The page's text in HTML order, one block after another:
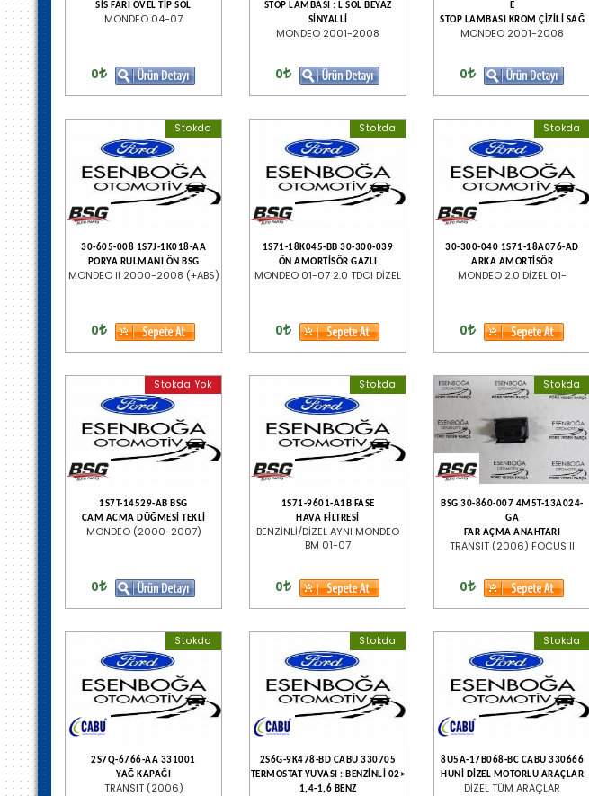
SİS FARI OVEL TİP SOL
MONDEO 04-07
0
STOP LAMBASI : L SOL BEYAZ
SİNYALLİ
MONDEO 2001-2008
0
E
STOP LAMBASI KROM ÇİZİLİ SAĞ
MONDEO 2001-2008
0
Stokda
30-605-008 1S7J-1K018-AA
PORYA RULMANI ÖN BSG
MONDEO II 2000-2008 (+ABS)
0
Stokda
1S71-18K045-BB 30-300-039
ÖN AMORTİSÖR GAZLI
MONDEO 01-07 2.0 TDCI DİZEL
0
Stokda
30-300-040 1S71-18A076-AD
ARKA AMORTİSÖR
MONDEO 2.0 DİZEL 01-
0
Stokda Yok
1S7T-14529-AB BSG
CAM ACMA DÜĞMESİ TEKLİ
MONDEO (2000-2007)
0
Stokda
1S71-9601-A1B FASE
HAVA FİLTRESİ
BENZİNLİ/DİZEL AYNI MONDEO
BM 01-07
0
Stokda
BSG 30-860-007 4M5T-13A024-
GA
FAR AÇMA ANAHTARI
TRANSIT (2006) FOCUS II
0
Stokda
2S7Q-6766-AA 331001
YAĞ KAPAĞI
TRANSIT (2006)
Stokda
2S6G-9K478-BD CABU 330705
TERMOSTAT YUVASI : BENZİNLİ 02>
1,4-1,6 BENZ
Stokda
8U5A-17B068-BC CABU 330666
HUNİ DİZEL MOTORLU ARAÇLAR
DİZEL TÜM ARAÇLAR